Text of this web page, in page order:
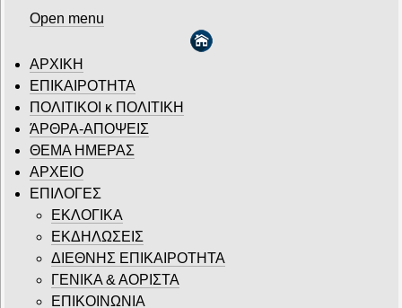
Open menu
ΑΡΧΙΚΗ
ΕΠΙΚΑΙΡΟΤΗΤΑ
ΠΟΛΙΤΙΚΟΙ κ ΠΟΛΙΤΙΚΗ
ΆΡΘΡΑ-ΑΠΟΨΕΙΣ
ΘΕΜΑ ΗΜΕΡΑΣ
ΑΡΧΕΙΟ
ΕΠΙΛΟΓΕΣ
ΕΚΛΟΓΙΚΑ
ΕΚΔΗΛΩΣΕΙΣ
ΔΙΕΘΝΗΣ ΕΠΙΚΑΙΡΟΤΗΤΑ
ΓΕΝΙΚΑ & ΑΟΡΙΣΤΑ
ΕΠΙΚΟΙΝΩΝΙΑ